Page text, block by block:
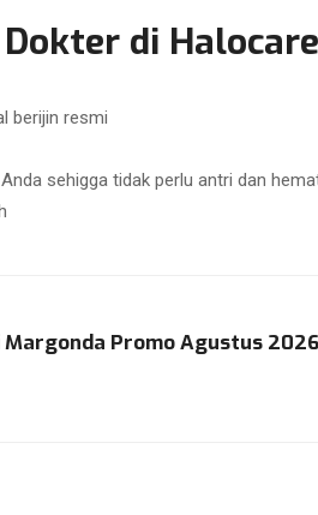
di
berijin resmi
sehigga tidak perlu antri dan
Promo Agustus 2026